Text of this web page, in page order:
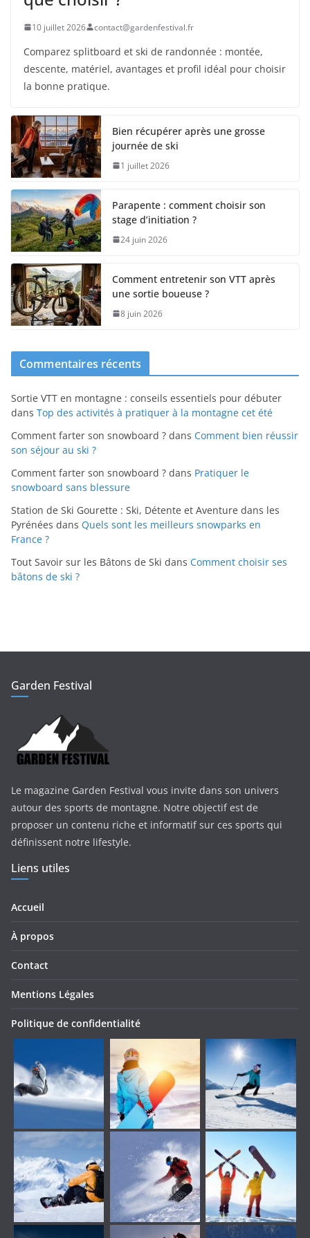
10 juillet 2026 contact@gardenfestival.fr
Comparez splitboard et ski de randonnée : montée,
descente, matériel, avantages et profil idéal pour choisir
la bonne pratique.
Bien récupérer après une grosse
journée de ski
1 juillet 2026
Parapente : comment choisir son
stage d’initiation ?
24 juin 2026
Comment entretenir son VTT après
une sortie boueuse ?
8 juin 2026
Commentaires récents
Sortie VTT en montagne : conseils essentiels pour débuter
dans Top des activités à pratiquer à la montagne cet été
Comment farter son snowboard ? dans Comment bien réussir
son séjour au ski ?
Comment farter son snowboard ? dans Pratiquer le
snowboard sans blessure
Station de Ski Gourette : Ski, Détente et Aventure dans les
Pyrénées dans Quels sont les meilleurs snowparks en
France ?
Tout Savoir sur les Bâtons de Ski dans Comment choisir ses
bâtons de ski ?
Garden Festival
Le magazine Garden Festival vous invite dans son univers
autour des sports de montagne. Notre objectif est de
proposer un contenu riche et informatif sur ces sports qui
définissent notre lifestyle.
Liens utiles
Accueil
À propos
Contact
Mentions Légales
Politique de confidentialité